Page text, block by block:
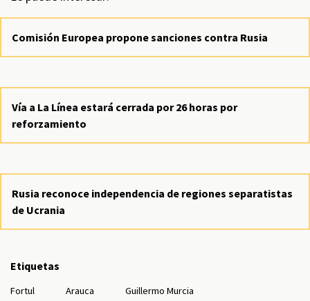
Comisión Europea propone sanciones contra Rusia
Vía a La Línea estará cerrada por 26 horas por
reforzamiento
Rusia reconoce independencia de regiones separatistas
de Ucrania
Etiquetas
Fortul Arauca
Guillermo Murcia